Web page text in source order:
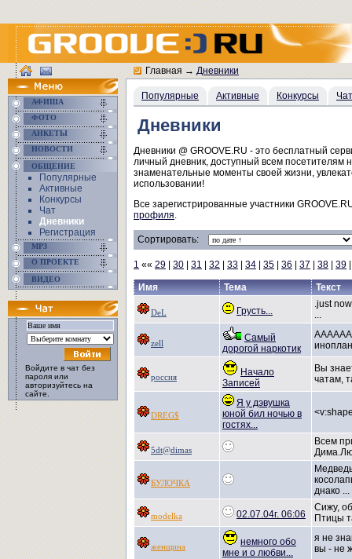
АФИША
ФОТО
АНКЕТЫ
НОВОСТИ
ОБЩЕНИЕ
Популярные
Активные
Конкурсы
Чат
Дневники
Регистрация
MP3
О ПРОЕКТЕ
ВИДЕО
Войдите в чат без
пароля или
авторизуйтесь на
сайте.
Главная→Дневники
Популярные Активные Конкурсы Чат
Дневники
Дневники @ GROOVE.RU - это бесплатный
личный дневник, доступный всем посетителям
знаменательные моменты своей жизни,
использовании!
Все зарегистрированные участники
профиля.
Сортировать:
1 «« 29 30 31 32 33 34 35 36 37 38 39
Имя Тема Текст
DeL Грусть...
.just
...
zell
Самый
дорогой наркотик
россия
Начало
Записей
Вы
чатам,
DREG$
Я у дэвушка
юной бил ночью в
гостях...
<v:shap
5dt@dimas
Всем
БУЛОЧКА
днако ...
modelka 02.07.04г. 06:06
Сижу,
Птицы
женщина
немного обо
мне и о любви...
я не
вы - не